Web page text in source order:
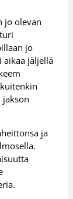
jo olevan
jo
aikaa jäljellä
jakson
ja